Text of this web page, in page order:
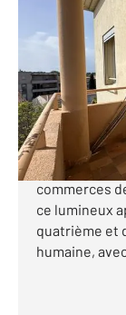
60,33 m2, 3
Ref : 4743
139
*** AGDE -
PARKING ***
commerces
ce lumineux
quatrième et
humaine,